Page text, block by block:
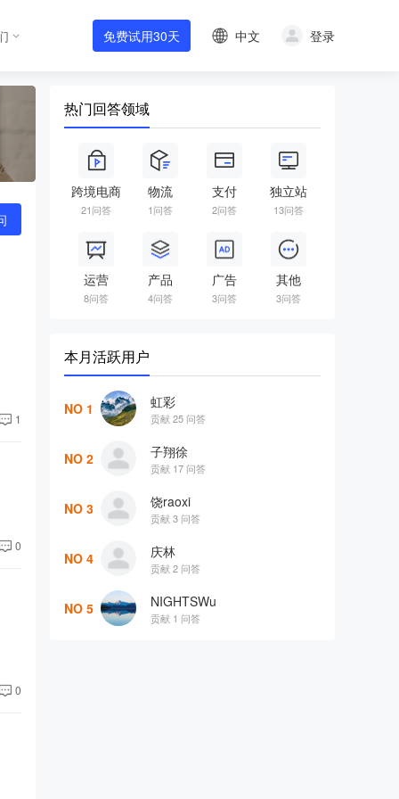
免费试用30天 中文 登录
1
0
0
热门回答领域
跨境电商
21问答
物流
1问答
支付
2问答
独立站
13问答
运营
8问答
产品
4问答
广告
3问答
其他
3问答
本月活跃用户
NO 1 虹彩
贡献 25 问答
NO 2 子翔徐
贡献 17 问答
NO 3 饶raoxi
贡献 3 问答
NO 4 庆林
贡献 2 问答
NO 5 NIGHTSWu
贡献 1 问答